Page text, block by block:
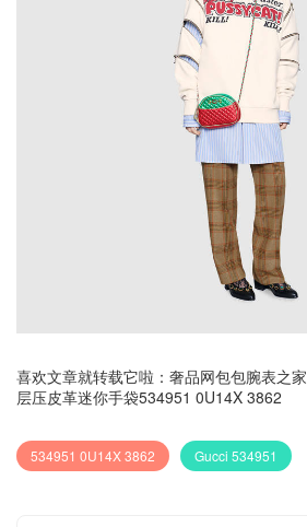
喜欢文章就转载它啦： 奢品网包包腕表之家
层压皮革迷你手袋534951 0U14X 3862
534951 0U14X 3862 Gucci 534951